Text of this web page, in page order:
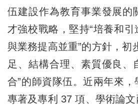
伍建設作為教育事業發展的
才強校戰略，堅持“培養和
與業務提高並重”的方針，初
足、結構合理、素質優良、
合”的師資隊伍。近兩年來
專著及專利 37 項、學術論